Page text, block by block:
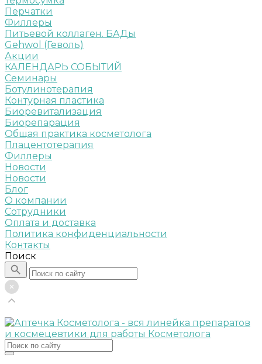
Перчатки
Филлеры
Питьевой коллаген. БАДы
Gehwol (Геволь)
Акции
КАЛЕНДАРЬ СОБЫТИЙ
Семинары
Ботулинотерапия
Контурная пластика
Биоревитализация
Биорепарация
Общая практика косметолога
Плацентотерапия
Филлеры
Новости
Новости
Блог
О компании
Сотрудники
Оплата и доставка
Политика конфиденциальности
Контакты
Поиск